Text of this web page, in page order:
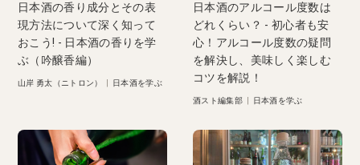
日本酒の香り成分とその表
現方法について深く知って
おこう! - 日本酒の香りを学
ぶ（吟醸香編）
山岸 勇太（ニトロン） 日本酒を学ぶ
日本酒のアルコール度数は
どれくらい？ - 初心者も安
心！アルコール度数の疑問
を解決し、美味しく楽しむ
コツを解説！
酒スト編集部 日本酒を学ぶ